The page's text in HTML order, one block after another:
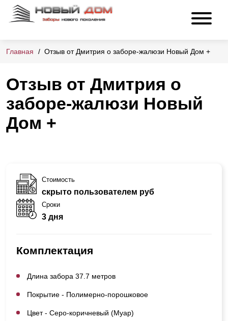
Главная Отзыв от Дмитрия о заборе-жалюзи Новый Дом +
Отзыв от Дмитрия о
заборе-жалюзи Новый
Дом +
Стоимость
скрыто пользователем руб
Сроки
3 дня
Комплектация
Длина забора 37.7 метров
Покрытие - Полимерно-порошковое
Цвет - Серо-коричневый (Муар)